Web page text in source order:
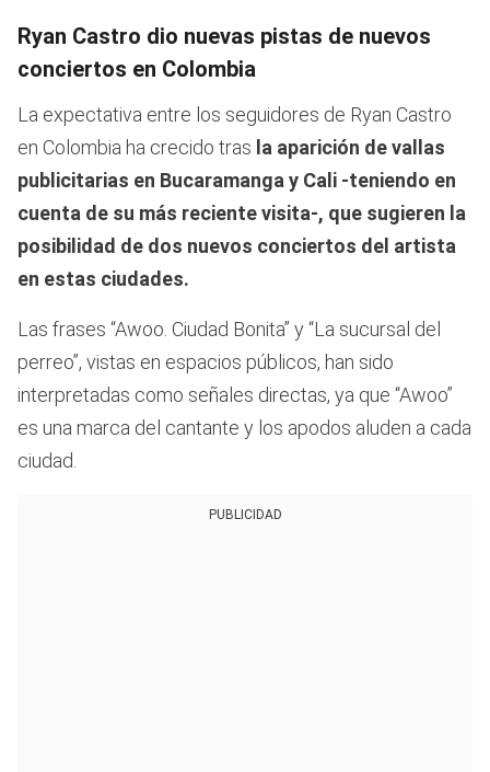
Ryan Castro dio nuevas pistas de nuevos
conciertos en Colombia
La expectativa entre los seguidores de Ryan Castro
en Colombia ha crecido tras la aparición de vallas
publicitarias en Bucaramanga y Cali -teniendo en
cuenta de su más reciente visita-, que sugieren la
posibilidad de dos nuevos conciertos del artista
en estas ciudades.
Las frases “Awoo. Ciudad Bonita” y “La sucursal del
perreo”, vistas en espacios públicos, han sido
interpretadas como señales directas, ya que “Awoo”
es una marca del cantante y los apodos aluden a cada
ciudad.
PUBLICIDAD